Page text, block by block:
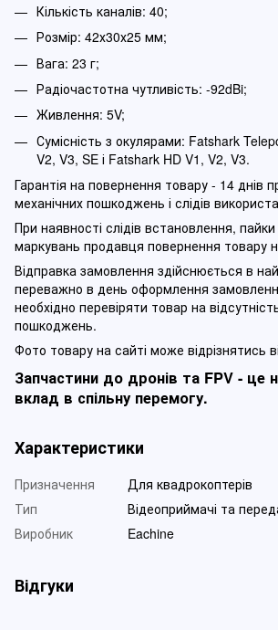
Кількість каналів: 40;
Розмір: 42х30х25 мм;
Вага: 23 г;
Радіочастотна чутливість: -92dBi;
Живлення: 5V;
Сумісність з окулярами: Fatshark
V2, V3, SE і Fatshark HD V1, V2, V3.
Гарантія на повернення товару - 14 днів
механічних пошкоджень і слідів
При наявності слідів встановлення, пайки
маркувань продавця повернення товару
Відправка замовлення здійснюється в
переважно в день оформлення
необхідно перевіряти товар на
пошкоджень.
Фото товару на сайті може відрізнятись
Запчастини до дронів та FPV - це
вклад в спільну перемогу.
Характеристики
Призначення
Для квадрокоптерів
Тип
Відеоприймачі та
Виробник
Eachine
Відгуки